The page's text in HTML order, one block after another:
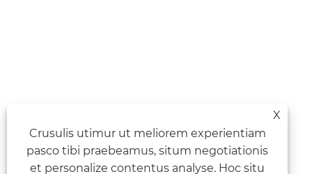
X
Crusulis utimur ut meliorem experientiam
pasco tibi praebeamus, situm negotiationis
et personalize contentus analyse. Hoc situ